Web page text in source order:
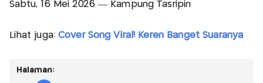
Sabtu, 16 Mei 2026 — Kampung Tasripin
Lihat juga: Cover Song Viral! Keren Banget Suaranya
Halaman: